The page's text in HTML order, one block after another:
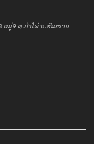
มู่9 ต.ป่าไผ่ อ.สันทราย